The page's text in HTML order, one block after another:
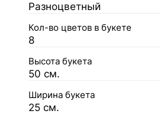
Разноцветный
Кол-во цветов в букете
8
Высота букета
50 см.
Ширина букета
25 см.